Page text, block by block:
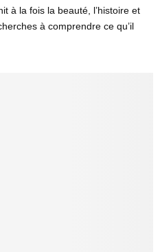
à la fois la beauté, l’histoire et
à comprendre ce qu’il